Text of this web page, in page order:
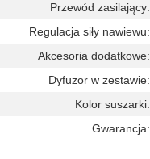
Przewód zasilający:
Regulacja siły nawiewu:
Akcesoria dodatkowe:
Dyfuzor w zestawie:
Kolor suszarki:
Gwarancja: